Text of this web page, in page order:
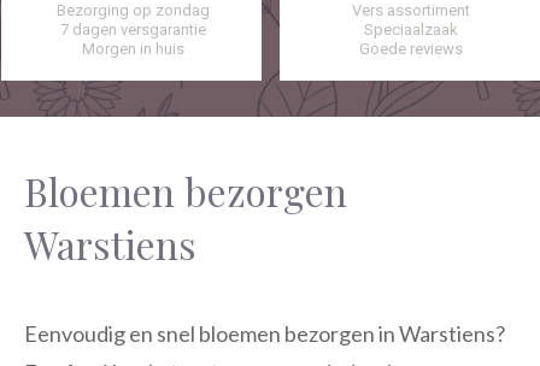
Bezorging op zondag
7 dagen versgarantie
Morgen in huis
Vers assortiment
Speciaalzaak
Goede reviews
Bloemen bezorgen
Warstiens
Eenvoudig en snel bloemen bezorgen in Warstiens?